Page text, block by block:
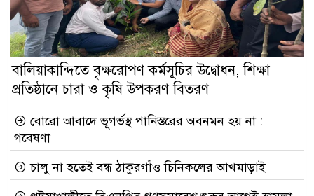
বালিয়াকান্দিতে বৃক্ষরোপণ কর্মসূচির উদ্বোধন, শিক্ষা
প্রতিষ্ঠানে চারা ও কৃষি উপকরণ বিতরণ
বোরো আবাদে ভূগর্ভস্থ পানিস্তরের অবনমন হয় না :
গবেষণা
চালু না হতেই বন্ধ ঠাকুরগাঁও চিনিকলের আখমাড়াই